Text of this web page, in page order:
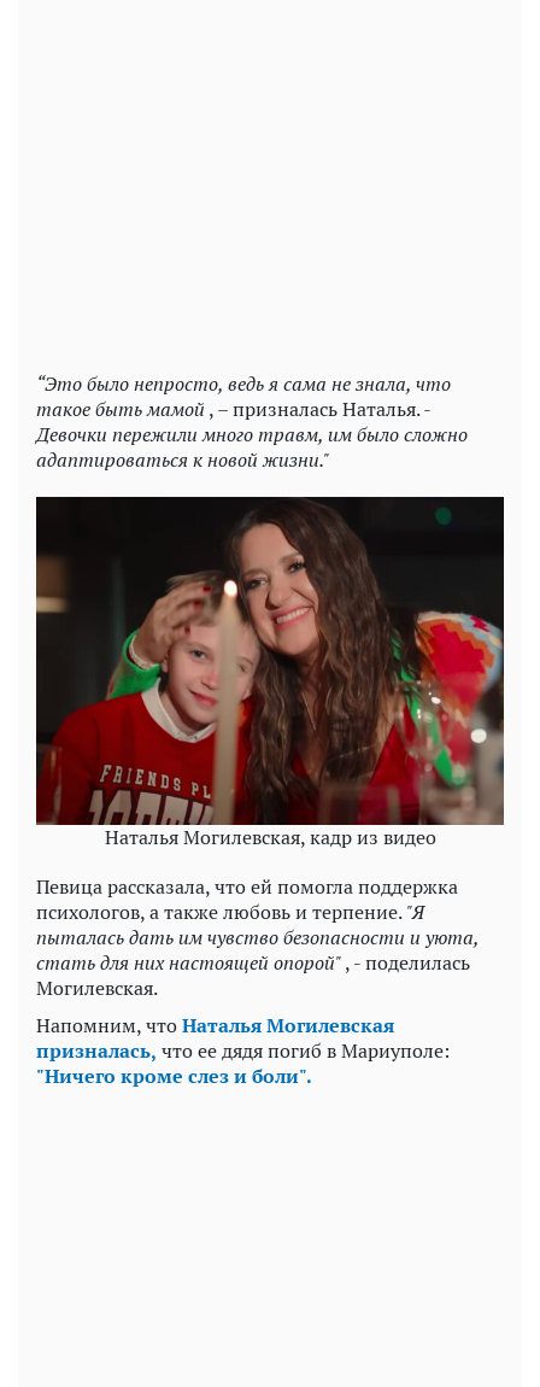
“Это было непросто, ведь я сама не знала, что
такое быть мамой , – призналась Наталья. -
Девочки пережили много травм, им было сложно
адаптироваться к новой жизни."
Наталья Могилевская, кадр из видео
Певица рассказала, что ей помогла поддержка
психологов, а также любовь и терпение."Я
пыталась дать им чувство безопасности и уюта,
стать для них настоящей опорой", - поделилась
Могилевская.
Напомним, чтоНаталья Могилевская
призналась, что ее дядя погиб в Мариуполе:
"Ничего кроме слез и боли".